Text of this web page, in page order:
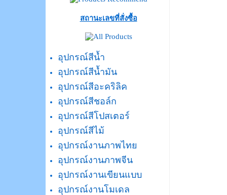
สถานะเลขที่สั่งซื้อ
อุปกรณ์สีน้ำ
อุปกรณ์สีน้ำมัน
อุปกรณ์สีอะคริลิค
อุปกรณ์สีชอล์ก
อุปกรณ์สีโปสเตอร์
อุปกรณ์สีไม้
อุปกรณ์งานภาพไทย
อุปกรณ์งานภาพจีน
อุปกรณ์งานเขียนแบบ
อุปกรณ์งานโมเดล